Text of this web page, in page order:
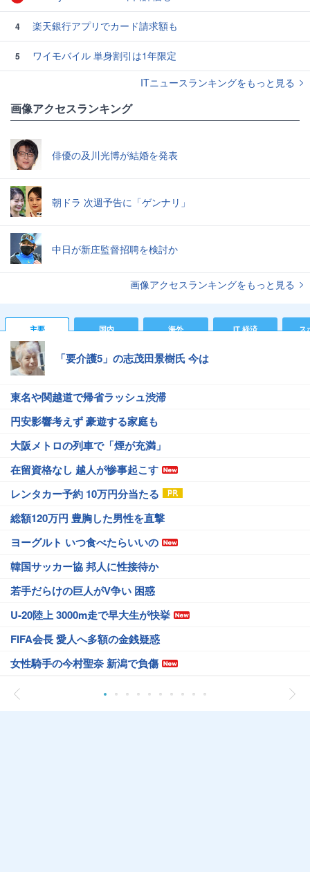
4 楽天銀行アプリでカード請求額も
5
ワイモバイル 単身割引は1年限定
ITニュースランキングをもっと見る
画像アクセスランキング
俳優の及川光博が結婚を発表
朝ドラ 次週予告に「ゲンナリ」
中日が新庄監督招聘を検討か
画像アクセスランキングをもっと見る
主要 国内 海外 IT 経済 ス
「要介護5」の志茂田景樹氏 今は
東名や関越道で帰省ラッシュ渋滞
円安影響考えず 豪遊する家庭も
大阪メトロの列車で「煙が充満」
在留資格なし 越人が惨事起こす
レンタカー予約 10万円分当たる
総額120万円 豊胸した男性を直撃
ヨーグルト いつ食べたらいいの
韓国サッカー協 邦人に性接待か
若手だらけの巨人がV争い 困惑
U-20陸上 3000m走で早大生が快挙
FIFA会長 愛人へ多額の金銭疑惑
女性騎手の今村聖奈 新潟で負傷